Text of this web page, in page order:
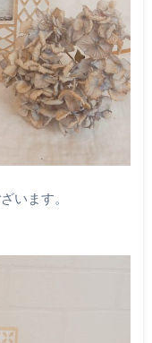
います。